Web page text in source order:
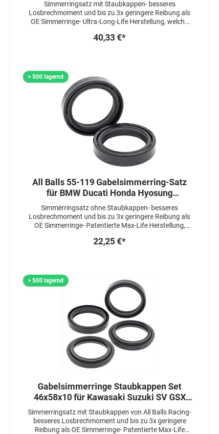
Simmerringsatz mit Staubkappen- besseres
Losbrechmoment und bis zu 3x geringere Reibung als
OE Simmerringe- Ultra-Long-Life Herstellung, welche
Simmerringe sind 3 fach gedichtet- Staubkappen sind
40,33 €*
> 500 lagernd
All Balls 55-119 Gabelsimmerring-Satz
für BMW Ducati Honda Hyosung
Kawasaki Sachs Suzuki
Simmerringsatz ohne Staubkappen- besseres
Losbrechmoment und bis zu 3x geringere Reibung als
OE Simmerringe- Patentierte Max-Life Herstellung,
Simmerringe sind 3 fach gedichtet
22,25 €*
> 500 lagernd
Gabelsimmerringe Staubkappen Set
46x58x10 für Kawasaki Suzuki SV GSX
Yamaha
Simmerringsatz mit Staubkappen von All Balls Racing-
besseres Losbrechmoment und bis zu 3x geringere
Reibung als OE Simmerringe- Patentierte Max-Life